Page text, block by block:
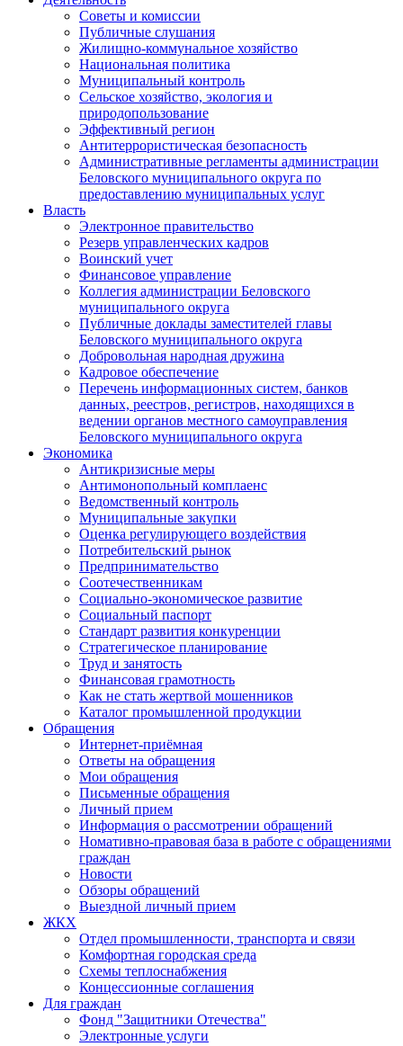
Советы и комиссии
Публичные слушания
Жилищно-коммунальное хозяйство
Национальная политика
Муниципальный контроль
Сельское хозяйство, экология и
природопользование
Эффективный регион
Антитеррористическая безопасность
Административные регламенты администрации
Беловского муниципального округа по
предоставлению муниципальных услуг
Власть
Электронное правительство
Резерв управленческих кадров
Воинский учет
Финансовое управление
Коллегия администрации Беловского
муниципального округа
Публичные доклады заместителей главы
Беловского муниципального округа
Добровольная народная дружина
Кадровое обеспечение
Перечень информационных систем, банков
данных, реестров, регистров, находящихся в
ведении органов местного самоуправления
Беловского муниципального округа
Экономика
Антикризисные меры
Антимонопольный комплаенс
Ведомственный контроль
Муниципальные закупки
Оценка регулирующего воздействия
Потребительский рынок
Предпринимательство
Соотечественникам
Социально-экономическое развитие
Социальный паспорт
Стандарт развития конкуренции
Стратегическое планирование
Труд и занятость
Финансовая грамотность
Как не стать жертвой мошенников
Каталог промышленной продукции
Обращения
Интернет-приёмная
Ответы на обращения
Мои обращения
Письменные обращения
Личный прием
Информация о рассмотрении обращений
Номативно-правовая база в работе с обращениями
граждан
Новости
Обзоры обращений
Выездной личный прием
ЖКХ
Отдел промышленности, транспорта и связи
Комфортная городская среда
Схемы теплоснабжения
Концессионные соглашения
Для граждан
Фонд "Защитники Отечества"
Электронные услуги